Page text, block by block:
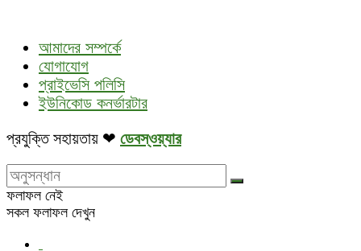
আমাদের সম্পর্কে
যোগাযোগ
প্রাইভেসি পলিসি
ইউনিকোড কনর্ভারটার
প্রযুক্তি সহায়তায় ❤ ডেবস্ওয়্যার
ফলাফল নেই
সকল ফলাফল দেখুন